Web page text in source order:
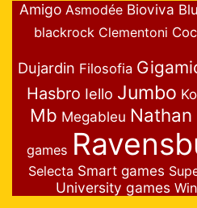
Amigo Asmodée Bioviva
blackrock Clementoni
Dujardin Filosofia
Hasbro Iello Jumbo
Mb Megableu Nathan
games
Selecta Smart games
University games